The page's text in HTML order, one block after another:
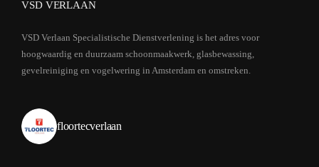
VSD VERLAAN
VSD Verlaan Specialistische Dienstverlening is het adres voor
hoogwaardig en duurzaam schoonmaakwerk, glasbewassing,
gevelreiniging en vogelwering in Amsterdam en omstreken.
floortecverlaan